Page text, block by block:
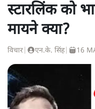
स्टारलिंक को
मायने क्या?
विचार एन.के. सिंह| 16